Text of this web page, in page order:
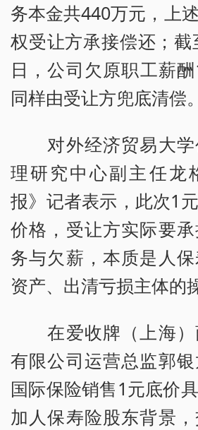
务本金共440万元，上
权受让方承接偿还；
日，公司欠原职工薪酬
同样由受让方兜底清偿。
对外经济贸易大学
理研究中心副主任龙
报》记者表示，此次1
价格，受让方实际要
务与欠薪，本质是人
资产、出清亏损主体的
在爱收牌（上海）
有限公司运营总监郭
国际保险销售1元底价
加人保寿险股东背景